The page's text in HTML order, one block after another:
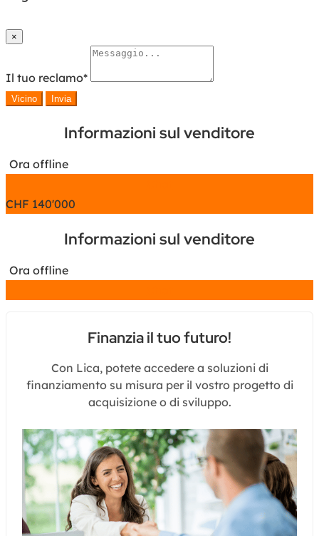
×
Il tuo reclamo*
Vicino Invia
Informazioni sul venditore
Ora offline
CHF 140'000
Informazioni sul venditore
Ora offline
Finanzia il tuo futuro!
Con Lica, potete accedere a soluzioni di
finanziamento su misura per il vostro progetto di
acquisizione o di sviluppo.